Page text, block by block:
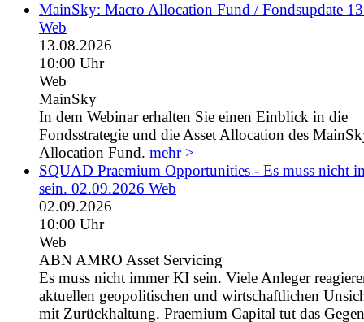
MainSky: Macro Allocation Fund / Fondsupdate
Web
13.08.2026
10:00 Uhr
Web
MainSky
In dem Webinar erhalten Sie einen Einblick in die
Fondsstrategie und die Asset Allocation des
Allocation Fund. mehr >
SQUAD Praemium Opportunities - Es muss nicht
sein. 02.09.2026 Web
02.09.2026
10:00 Uhr
Web
ABN AMRO Asset Servicing
Es muss nicht immer KI sein. Viele Anleger
aktuellen geopolitischen und wirtschaftlichen
mit Zurückhaltung. Praemium Capital tut das